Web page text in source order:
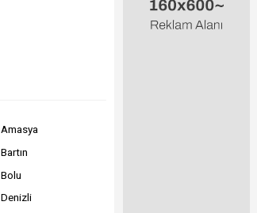
Amasya
Bartın
Bolu
Denizli